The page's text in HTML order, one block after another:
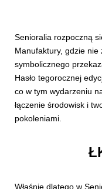
Senioralia rozpoczną
Manufaktury, gdzie
symbolicznego
Hasło tegorocznej
co w tym wydarzeniu
łączenie środowisk i
pokoleniami.
Właśnie dlatego w